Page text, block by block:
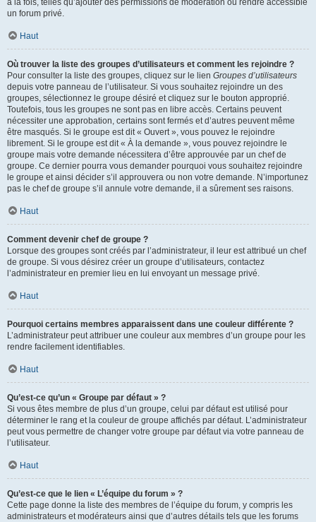
à la fois, telles qu’ajouter des permissions de modération ou rendre accessible
un forum privé.
Haut
Où trouver la liste des groupes d’utilisateurs et comment les rejoindre ?
Pour consulter la liste des groupes, cliquez sur le lien Groupes d’utilisateurs
depuis votre panneau de l’utilisateur. Si vous souhaitez rejoindre un des
groupes, sélectionnez le groupe désiré et cliquez sur le bouton approprié.
Toutefois, tous les groupes ne sont pas en libre accès. Certains peuvent
nécessiter une approbation, certains sont fermés et d’autres peuvent même
être masqués. Si le groupe est dit « Ouvert », vous pouvez le rejoindre
librement. Si le groupe est dit « À la demande », vous pouvez rejoindre le
groupe mais votre demande nécessitera d’être approuvée par un chef de
groupe. Ce dernier pourra vous demander pourquoi vous souhaitez rejoindre
le groupe et ainsi décider s’il approuvera ou non votre demande. N’importunez
pas le chef de groupe s’il annule votre demande, il a sûrement ses raisons.
Haut
Comment devenir chef de groupe ?
Lorsque des groupes sont créés par l’administrateur, il leur est attribué un chef
de groupe. Si vous désirez créer un groupe d’utilisateurs, contactez
l’administrateur en premier lieu en lui envoyant un message privé.
Haut
Pourquoi certains membres apparaissent dans une couleur différente ?
L’administrateur peut attribuer une couleur aux membres d’un groupe pour les
rendre facilement identifiables.
Haut
Qu’est-ce qu’un « Groupe par défaut » ?
Si vous êtes membre de plus d’un groupe, celui par défaut est utilisé pour
déterminer le rang et la couleur de groupe affichés par défaut. L’administrateur
peut vous permettre de changer votre groupe par défaut via votre panneau de
l’utilisateur.
Haut
Qu’est-ce que le lien « L’équipe du forum » ?
Cette page donne la liste des membres de l’équipe du forum, y compris les
administrateurs et modérateurs ainsi que d’autres détails tels que les forums